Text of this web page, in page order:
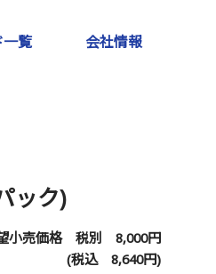
一覧 会社情報
ック)
小売価格 税別 8,000円
(税込 8,640円)